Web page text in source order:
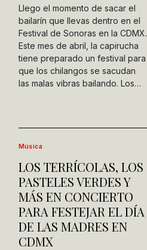
Llego el momento de sacar el
bailarín que llevas dentro en el
Festival de Sonoras en la CDMX.
Este mes de abril, la capirucha
tiene preparado un festival para
que los chilangos se sacudan
las malas vibras bailando. Los…
Música
LOS TERRÍCOLAS, LOS
PASTELES VERDES Y
MÁS EN CONCIERTO
PARA FESTEJAR EL DÍA
DE LAS MADRES EN
CDMX